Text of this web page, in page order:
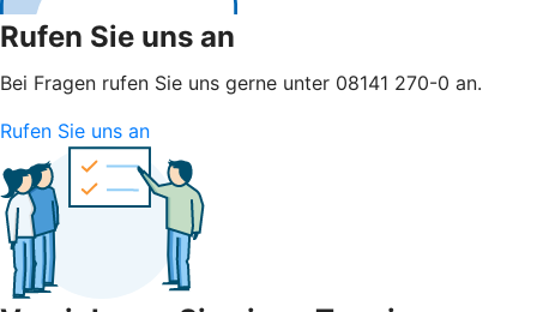
Rufen Sie uns an
Bei Fragen rufen Sie uns gerne unter 08141 270-0 an.
Rufen Sie uns an